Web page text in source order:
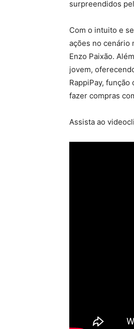
surpreendidos
Com o intuito e
ações no cenário
Enzo Paixão.
jovem,
RappiPay,
fazer compras
Assista ao